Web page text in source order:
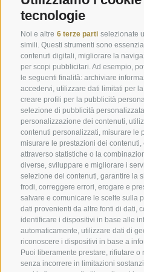
tecnologie
Noi e altre 6 terze parti selezionate
simili. Questi strumenti sono
contenuti digitali, migliorare la
per scopi pubblicitari. Ad esempio,
le seguenti finalità: archiviare
accedervi, utilizzare dati limitati per
creare profili per la pubblicità
selezione di pubblicità
personalizzazione dei contenuti,
contenuti personalizzati, misurare le
misurare le prestazioni dei
attraverso statistiche o la
diverse, sviluppare e migliorare i
selezione dei contenuti, garantire la
frodi, correggere errori, erogare e
salvare e comunicare le scelte sulla
dati provenienti da altre fonti di dati,
identificare i dispositivi in base alle
automaticamente, utilizzare dati di
riconoscere i dispositivi in base a
Puoi liberamente prestare, rifiutare o
senza incorrere in limitazioni
Prenota online
Buoni
Offerte
Camere last minute
Camere & Suite
Richiedi ora
Posizione e arrivo
Hotel Plunhof
Fam. Volgger
Obere Gasse 7